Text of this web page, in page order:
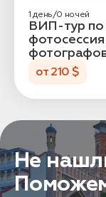
1 день/0 ночей
ВИП-тур по
от 210 $
Не